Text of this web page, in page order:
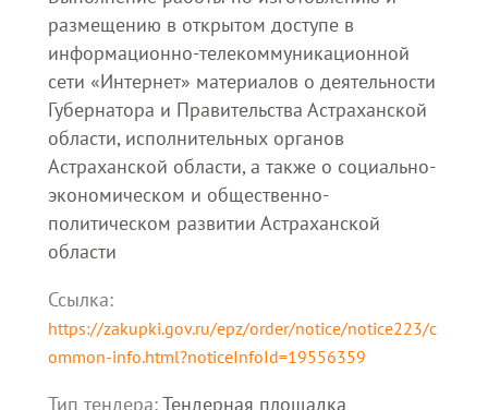
размещению в открытом доступе в
информационно-телекоммуникационной
сети «Интернет» материалов о деятельности
Губернатора и Правительства Астраханской
области, исполнительных органов
Астраханской области, а также о социально-
экономическом и общественно-
политическом развитии Астраханской
области
Ссылка:
https://zakupki.gov.ru/epz/order/notice/notice223/c
ommon-info.html?noticeInfoId=19556359
Тип тендера:Тендерная площадка